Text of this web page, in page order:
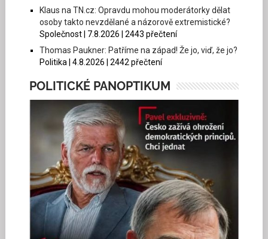
Klaus na TN.cz: Opravdu mohou moderátorky dělat
osoby takto nevzdělané a názorově extremistické?
Společnost | 7.8.2026 | 2443 přečtení
Thomas Paukner: Patříme na západ! Že jo, viď, že jo?
Politika | 4.8.2026 | 2442 přečtení
POLITICKÉ PANOPTIKUM